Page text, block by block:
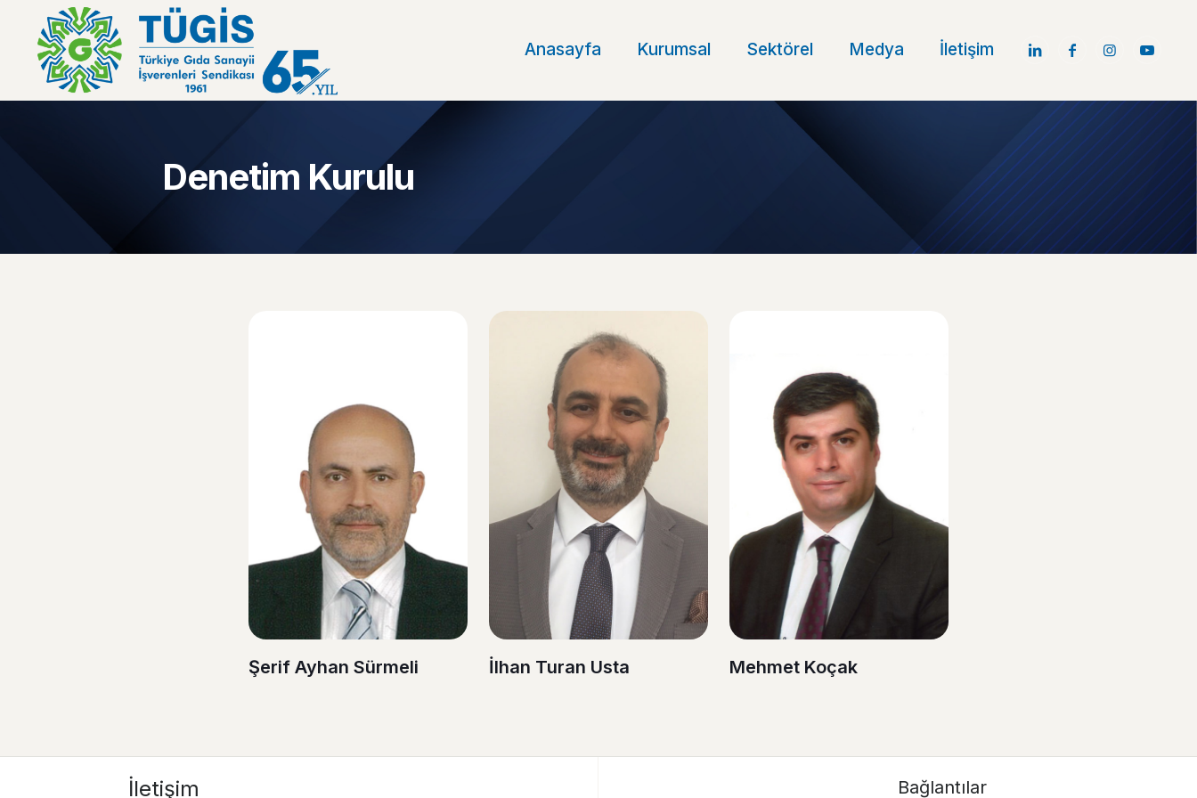
Anasayfa Kurumsal Sektörel Medya İletişim
Denetim Kurulu
Şerif Ayhan Sürmeli İlhan Turan Usta Mehmet Koçak
İletişim Bağlantılar